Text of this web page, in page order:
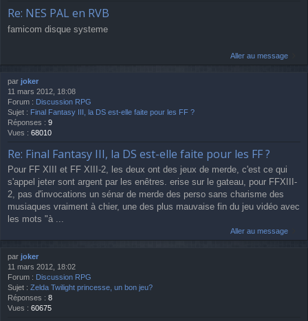
Re: NES PAL en RVB
famicom disque systeme
Aller au message
par joker
11 mars 2012, 18:08
Forum : Discussion RPG
Sujet : Final Fantasy III, la DS est-elle faite pour les FF ?
Réponses : 9
Vues : 68010
Re: Final Fantasy III, la DS est-elle faite pour les FF ?
Pour FF XIII et FF XIII-2, les deux ont des jeux de merde, c'est ce qui
s'appel jeter sont argent par les enêtres. erise sur le gateau, pour FFXIII-
2, pas d'invocations un sénar de merde des perso sans charisme des
musiaques vraiment à chier, une des plus mauvaise fin du jeu vidéo avec
les mots "à ...
Aller au message
par joker
11 mars 2012, 18:02
Forum : Discussion RPG
Sujet : Zelda Twilight princesse, un bon jeu?
Réponses : 8
Vues : 60675